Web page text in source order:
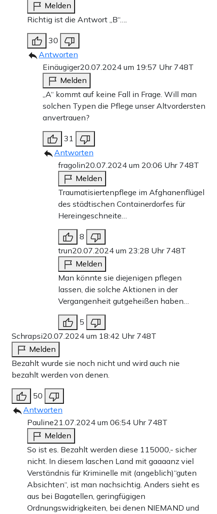
Melden
Richtig ist die Antwort „B“….
30
Antworten
Einäugiger20.07.2024 um 19:57 Uhr 748T
Melden
„A“ kommt auf keine Fall in Frage. Will man
solchen Typen die Pflege unser Altvordersten
anvertrauen?
31
Antworten
fragolin20.07.2024 um 20:06 Uhr 748T
Melden
Traumatisiertenpflege im Afghanenflügel
des städtischen Containerdorfes für
Hereingeschneite…
8
trun20.07.2024 um 23:28 Uhr 748T
Melden
Man könnte sie diejenigen pflegen
lassen, die solche Aktionen in der
Vergangenheit gutgeheißen haben…
5
Schrapsi20.07.2024 um 18:42 Uhr 748T
Melden
Bezahlt wurde sie noch nicht und wird auch nie
bezahlt werden von denen.
50
Antworten
Pauline21.07.2024 um 06:54 Uhr 748T
Melden
So ist es. Bezahlt werden diese 115000,- sicher
nicht. In diesem laschen Land mit gaaaanz viel
Verständnis für Kriminelle mit (angeblich)“guten
Absichten“, ist man nachsichtig. Anders sieht es
aus bei Bagatellen, geringfügigen
Ordnungswidrigkeiten, bei denen NIEMAND und